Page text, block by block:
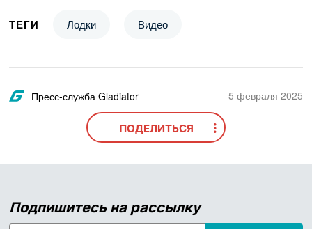
ТЕГИ Лодки Видео
Пресс-служба Gladiator 5 февраля 2025
ПОДЕЛИТЬСЯ
Подпишитесь на рассылку